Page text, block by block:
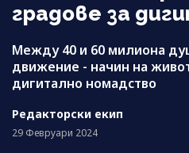
градове за
Между 40 и 60 милиона
движение - начин на
дигитално номадство
Редакторски екип
29 Февруари 2024